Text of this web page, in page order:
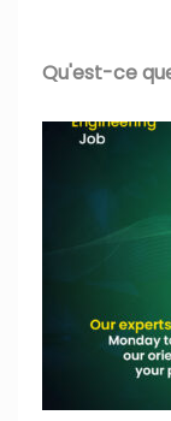
Qu'est-ce